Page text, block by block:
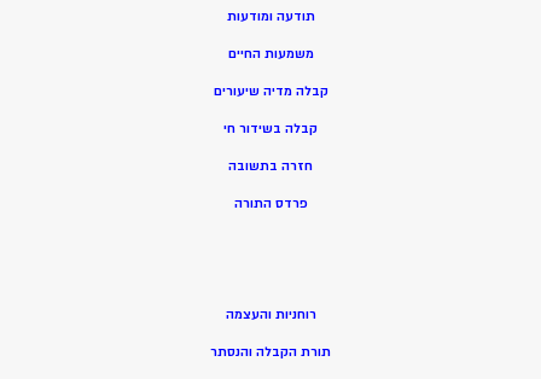
תודעה ומודעות
משמעות החיים
קבלה מדיה שיעורים
קבלה בשידור חי
חזרה בתשובה
פרדס התורה
רוחניות והעצמה
תורת הקבלה והנסתר